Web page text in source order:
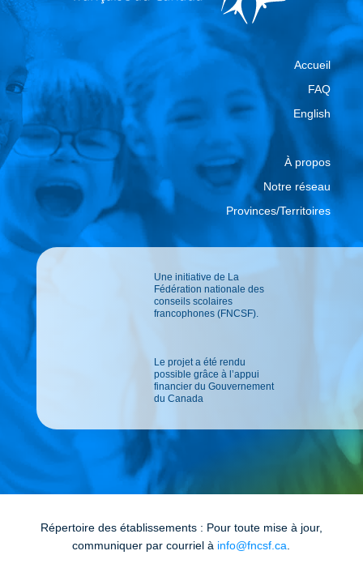
Accueil
FAQ
English
À propos
Notre réseau
Provinces/Territoires
Une initiative de La
Fédération nationale des
conseils scolaires
francophones (FNCSF).
Le projet a été rendu
possible grâce à l’appui
financier du Gouvernement
du Canada
Répertoire des établissements : Pour toute mise à jour,
communiquer par courriel à info@fncsf.ca.